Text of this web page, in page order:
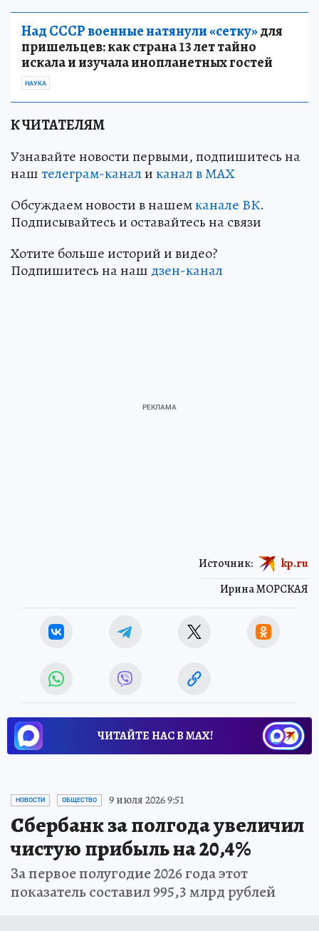
Над СССР военные натянули «сетку»для
пришельцев: как страна 13 лет тайно
искала и изучала инопланетных гостей
НАУКА
К ЧИТАТЕЛЯМ
Узнавайте новости первыми, подпишитесь на
наштелеграм-каналиканал в МАХ
Обсуждаем новости в нашемканале ВК.
Подписывайтесь и оставайтесь на связи
Хотите больше историй и видео?
Подпишитесь на наш дзен-канал
Ирина МОРСКАЯ
Источник: kp.ru
ЧИТАЙТЕ НАС В МАХ!
НОВОСТИ ОБЩЕСТВО 9 июля 2026 9:51
Сбербанк за полгода увеличил
чистую прибыль на 20,4%
За первое полугодие 2026 года этот
показатель составил 995,3 млрд рублей